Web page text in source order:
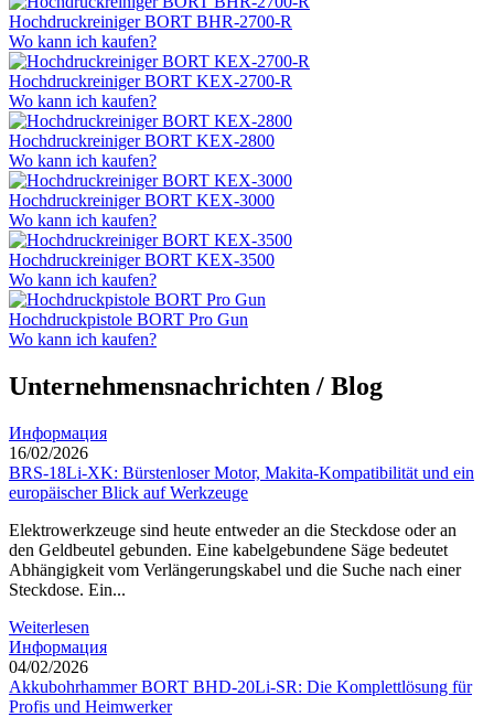
Hochdruckreiniger BORT BHR-2700-R
Wo kann ich kaufen?
Hochdruckreiniger BORT KEX-2700-R
Wo kann ich kaufen?
Hochdruckreiniger BORT KEX-2800
Wo kann ich kaufen?
Hochdruckreiniger BORT KEX-3000
Wo kann ich kaufen?
Hochdruckreiniger BORT KEX-3500
Wo kann ich kaufen?
Hochdruckpistole BORT Pro Gun
Wo kann ich kaufen?
Unternehmensnachrichten / Blog
Информация
16/02/2026
BRS-18Li-XK: Bürstenloser Motor, Makita-Kompatibilität und ein
europäischer Blick auf Werkzeuge
Elektrowerkzeuge sind heute entweder an die Steckdose oder an
den Geldbeutel gebunden. Eine kabelgebundene Säge bedeutet
Abhängigkeit vom Verlängerungskabel und die Suche nach einer
Steckdose. Ein...
Weiterlesen
Информация
04/02/2026
Akkubohrhammer BORT BHD-20Li-SR: Die Komplettlösung für
Profis und Heimwerker